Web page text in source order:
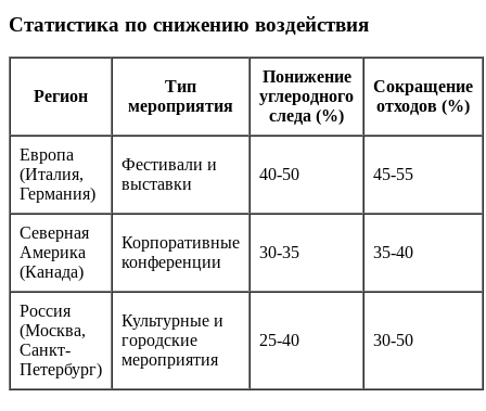
Статистика по снижению воздействия
Регион
Тип
мероприятия
Понижение
углеродного
следа (%)
Сокращение
отходов (%)
Европа
(Италия,
Германия)
Фестивали и
выставки
40-50 45-55
Северная
Америка
(Канада)
Корпоративные
конференции
30-35 35-40
Россия
(Москва,
Санкт-
Петербург)
Культурные и
городские
мероприятия
25-40 30-50